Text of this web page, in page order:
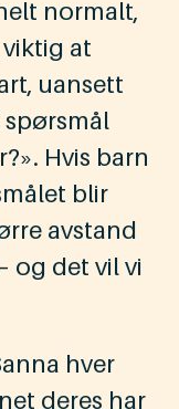
normalt,
at
uansett
Hvis barn
blir
avstand
og det vil vi
hver
deres har